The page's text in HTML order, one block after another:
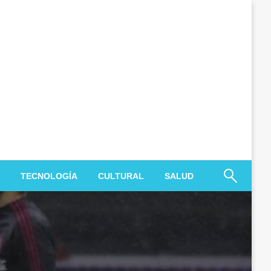
TECNOLOGÍA CULTURAL SALUD